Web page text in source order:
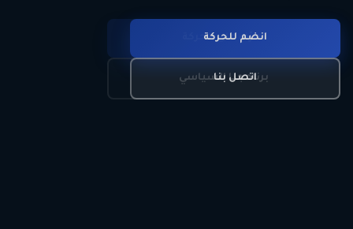
تعرّف على الحركة
برنامجنا السياسي
انضم للحركة
اتصل بنا